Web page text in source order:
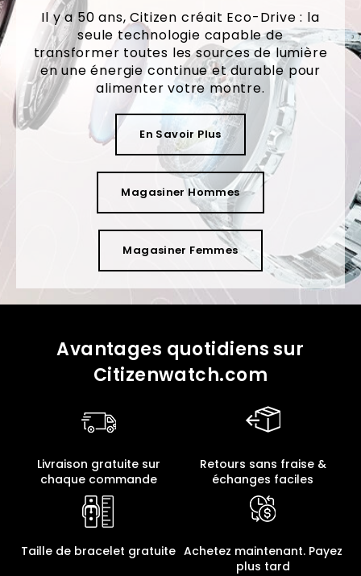
Il y a 50 ans, Citizen créait Eco-Drive : la
seule technologie capable de
transformer toutes les sources de lumière
en une énergie continue et durable pour
alimenter votre montre.
En Savoir Plus
Magasiner Hommes
Magasiner Femmes
Avantages quotidiens sur
Citizenwatch.com
Livraison gratuite sur
chaque commande
Retours sans fraise &
échanges faciles
Taille de bracelet gratuite Achetez maintenant. Payez
plus tard